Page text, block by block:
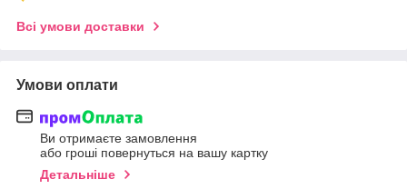
Всі умови доставки
Умови оплати
Ви отримаєте замовлення
або гроші повернуться на вашу картку
Детальніше